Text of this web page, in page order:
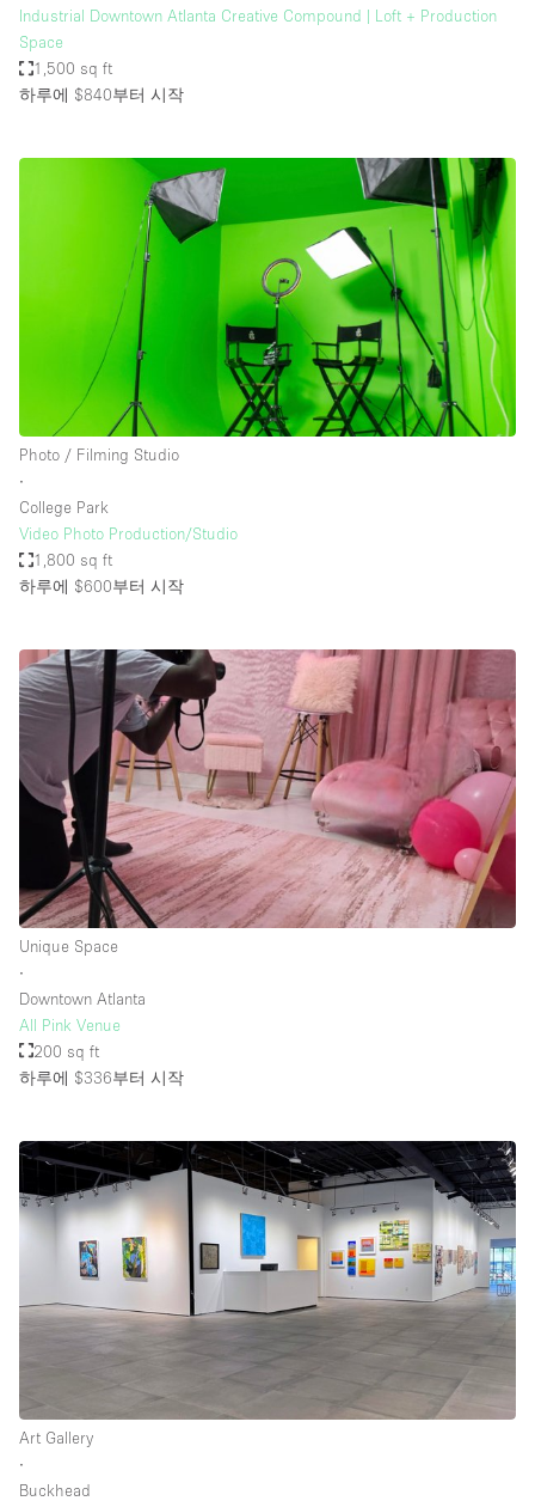
Industrial Downtown Atlanta Creative Compound | Loft + Production
Space
1,500 sq ft
하루에 $840부터 시작
Photo / Filming Studio
∙
College Park
Video Photo Production/Studio
1,800 sq ft
하루에 $600부터 시작
Unique Space
∙
Downtown Atlanta
All Pink Venue
200 sq ft
하루에 $336부터 시작
Art Gallery
∙
Buckhead